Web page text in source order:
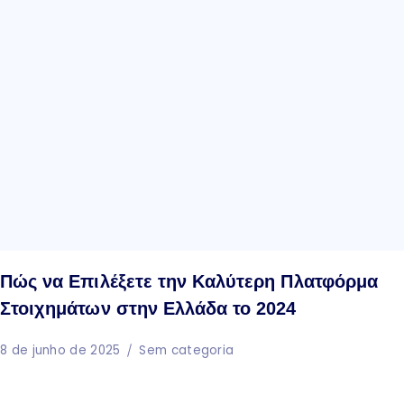
Πώς να Επιλέξετε την Καλύτερη Πλατφόρμα
Στοιχημάτων στην Ελλάδα το 2024
8 de junho de 2025 Sem categoria